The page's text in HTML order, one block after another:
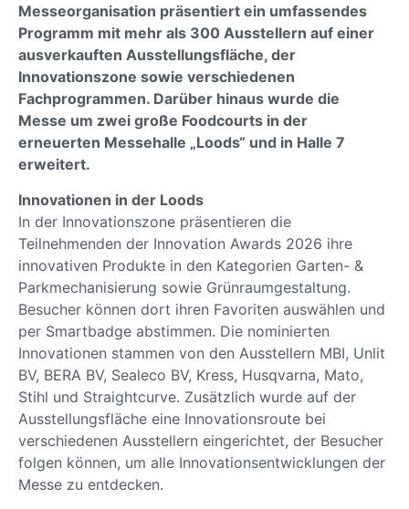
Messeorganisation präsentiert ein umfassendes
Programm mit mehr als 300 Ausstellern auf einer
ausverkauften Ausstellungsfläche, der
Innovationszone sowie verschiedenen
Fachprogrammen. Darüber hinaus wurde die
Messe um zwei große Foodcourts in der
erneuerten Messehalle „Loods“ und in Halle 7
erweitert.
Innovationen in der Loods
In der Innovationszone präsentieren die
Teilnehmenden der Innovation Awards 2026 ihre
innovativen Produkte in den Kategorien Garten- &
Parkmechanisierung sowie Grünraumgestaltung.
Besucher können dort ihren Favoriten auswählen und
per Smartbadge abstimmen. Die nominierten
Innovationen stammen von den Ausstellern MBI, Unlit
BV, BERA BV, Sealeco BV, Kress, Husqvarna, Mato,
Stihl und Straightcurve. Zusätzlich wurde auf der
Ausstellungsfläche eine Innovationsroute bei
verschiedenen Ausstellern eingerichtet, der Besucher
folgen können, um alle Innovationsentwicklungen der
Messe zu entdecken.